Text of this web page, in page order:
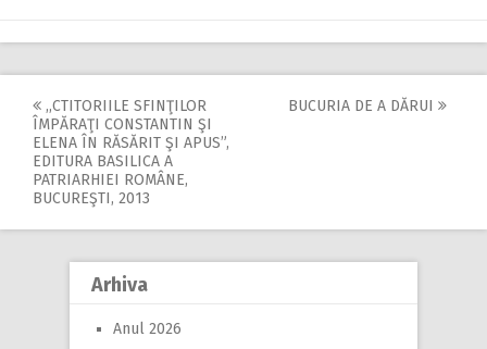
Post
navigation
,,CTITORIILE SFINŢILOR
ÎMPĂRAŢI CONSTANTIN ŞI
ELENA ÎN RĂSĂRIT ŞI APUS”,
EDITURA BASILICA A
PATRIARHIEI ROMÂNE,
BUCUREŞTI, 2013
BUCURIA DE A DĂRUI
Arhiva
Anul 2026